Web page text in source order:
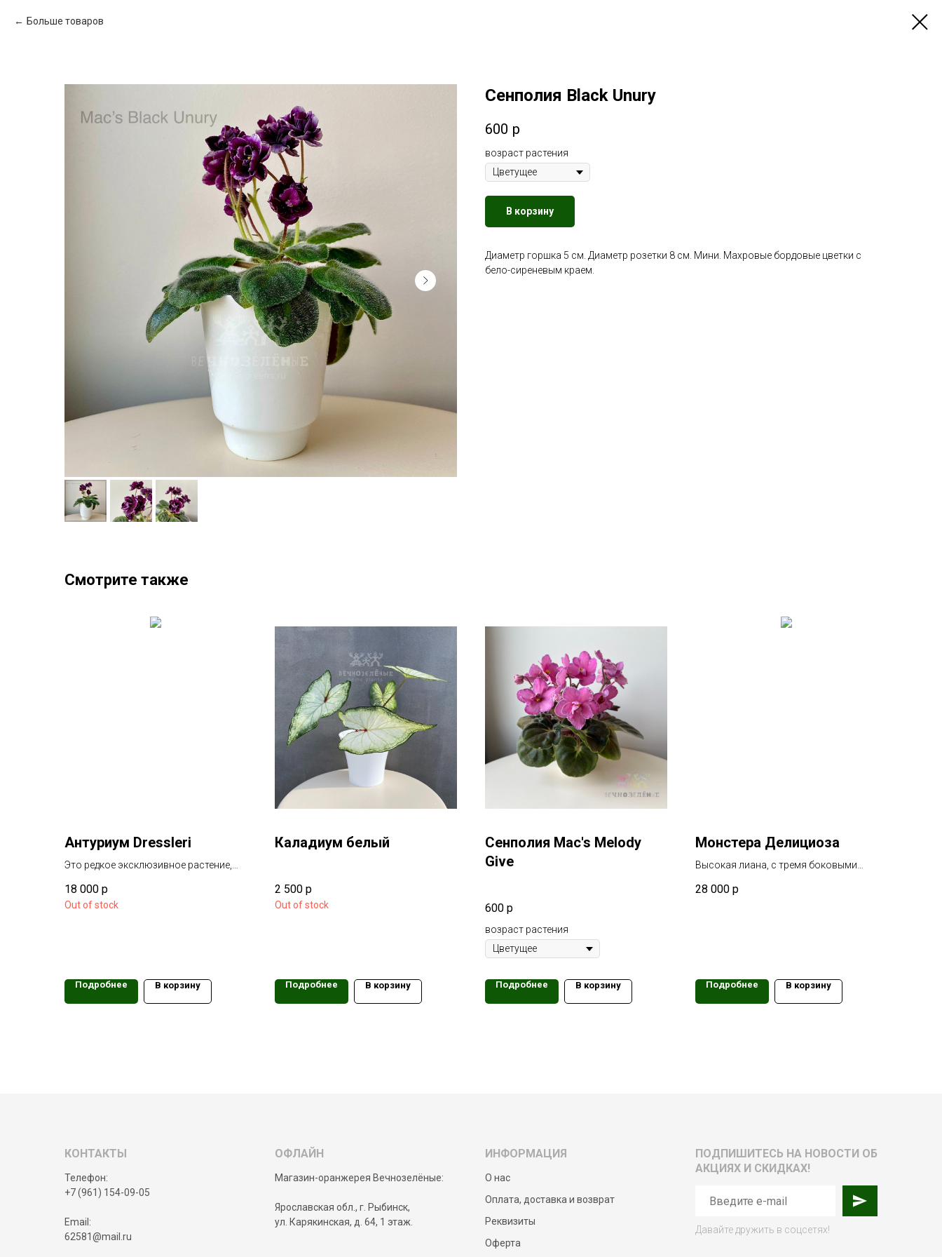
Больше товаров
Сенполия Black Unury
600 р
возраст растения
В корзину
Диаметр горшка 5 см. Диаметр розетки 8 см. Мини. Махровые бордовые цветки с
бело-сиреневым краем.
Смотрите также
Антуриум Dressleri
Это редкое эксклюзивное растение,
необычной формой листа!
18 000 р
Out of stock
Подробнее В корзину
Каладиум белый
2 500 р
Out of stock
Подробнее В корзину
Сенполия Mac's Melody
Give
600 р
возраст растения
Подробнее В корзину
Монстера Делициоза
Высокая лиана, с тремя боковыми
кашпо.
28 000 р
Подробнее В корзину
КОНТАКТЫ
Телефон:
+7 (961) 154-09-05
Email:
62581@mail.ru
ОФЛАЙН
Магазин-оранжерея Вечнозелёные:
Ярославская обл., г. Рыбинск,
ул. Карякинская, д. 64, 1 этаж.
ИНФОРМАЦИЯ
О нас
Оплата, доставка и возврат
Реквизиты
Оферта
ПОДПИШИТЕСЬ НА НОВОСТИ ОБ
АКЦИЯХ И СКИДКАХ!
Давайте дружить в соцсетях!